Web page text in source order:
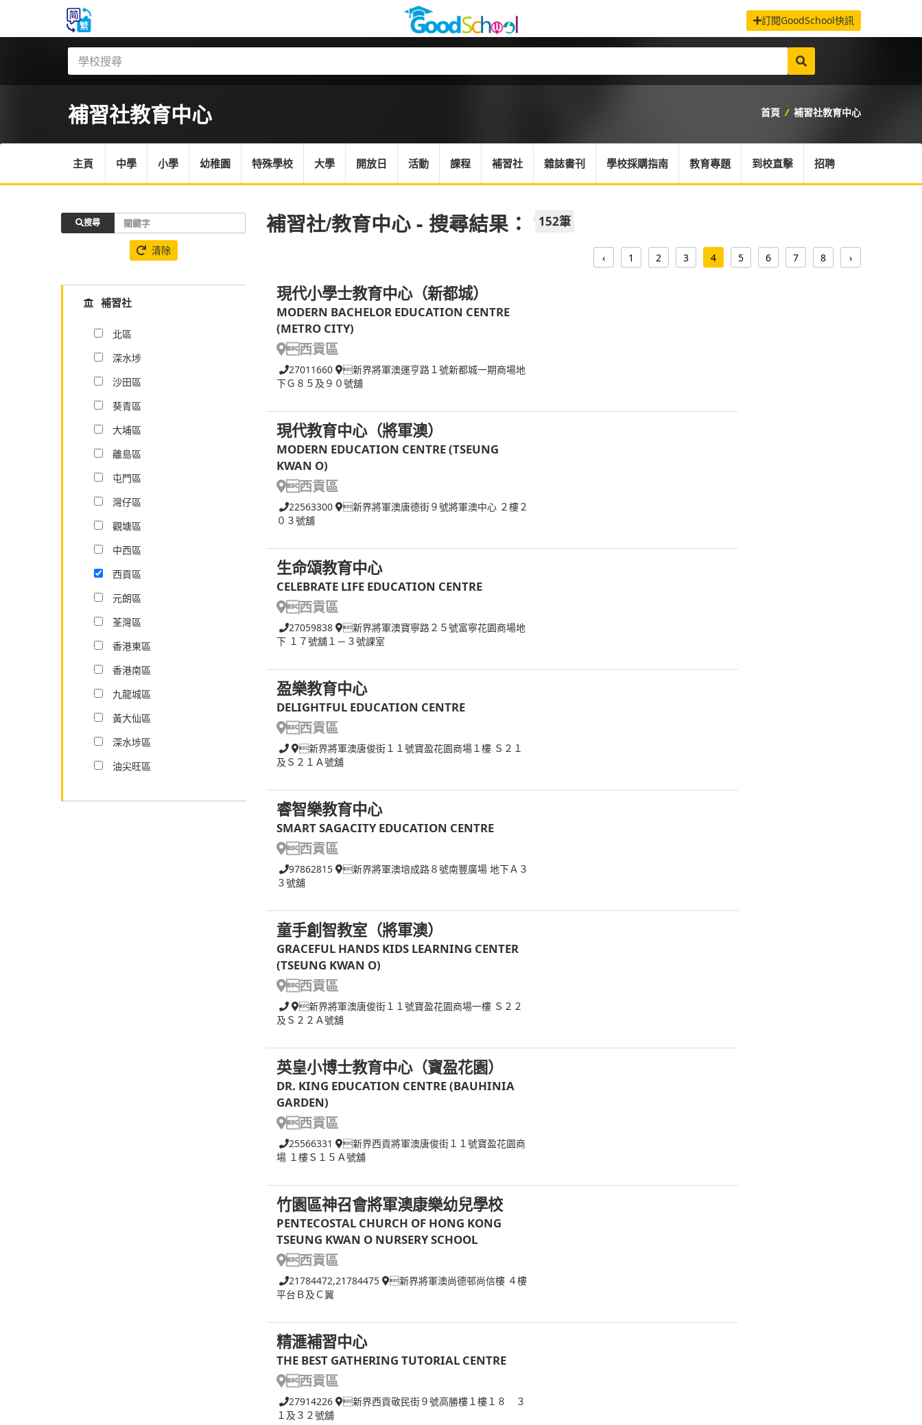
訂閱GoodSchool快訊
補習社教育中心 首頁 / 補習社教育中心
主頁 中學 小學 幼稚園 特殊學校 大學 開放日 活動 課程 補習社 雜誌書刊 學校採購指南 教育專題 到校直擊 招聘
補習社/教育中心 - 搜尋結果： 152筆
‹ 1 2 3 4 5 6 7 8 ›
現代小學士教育中心（新都城）
MODERN BACHELOR EDUCATION CENTRE
(METRO CITY)
西貢區
27011660
新界將軍澳運亨路１號新都城一期商場地
下Ｇ８５及９０號舖
現代教育中心（將軍澳）
MODERN EDUCATION CENTRE (TSEUNG
KWAN O)
西貢區
22563300
新界將軍澳唐德街９號將軍澳中心 ２樓２
０３號舖
生命頌教育中心
CELEBRATE LIFE EDUCATION CENTRE
西貢區
27059838
新界將軍澳寶寧路２５號富寧花園商場地
下 １７號舖１－３號課室
盈樂教育中心
DELIGHTFUL EDUCATION CENTRE
西貢區
新界將軍澳唐俊街１１號寶盈花園商場１樓 Ｓ２１
及Ｓ２１Ａ號舖
睿智樂教育中心
SMART SAGACITY EDUCATION CENTRE
西貢區
97862815
新界將軍澳培成路８號南豐廣場 地下Ａ３
３號舖
童手創智教室（將軍澳）
GRACEFUL HANDS KIDS LEARNING CENTER
(TSEUNG KWAN O)
西貢區
新界將軍澳唐俊街１１號寶盈花園商場一樓 Ｓ２２
及Ｓ２２Ａ號舖
英皇小博士教育中心（寶盈花園）
DR. KING EDUCATION CENTRE (BAUHINIA
GARDEN)
西貢區
25566331
新界西貢將軍澳唐俊街１１號寶盈花園商
場 １樓Ｓ１５Ａ號舖
竹園區神召會將軍澳康樂幼兒學校
PENTECOSTAL CHURCH OF HONG KONG
TSEUNG KWAN O NURSERY SCHOOL
西貢區
21784472,21784475
新界將軍澳尚德邨尚信樓 ４樓
平台Ｂ及Ｃ翼
精滙補習中心
THE BEST GATHERING TUTORIAL CENTRE
西貢區
27914226
新界西貢敬民街９號高勝樓１樓１８ ３
１及３２號舖
搜尋
清除
補習社
北區
深水埗
沙田區
葵青區
大埔區
離島區
屯門區
灣仔區
觀塘區
中西區
西貢區
元朗區
荃灣區
香港東區
香港南區
九龍城區
黃大仙區
深水埗區
油尖旺區